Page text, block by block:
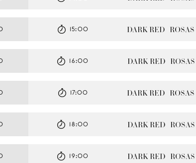
DARK RED   ROSAS
15:00
DARK RED   ROSAS
16:00
DARK RED   ROSAS
17:00
DARK RED   ROSAS
18:00
DARK RED   ROSAS
19:00